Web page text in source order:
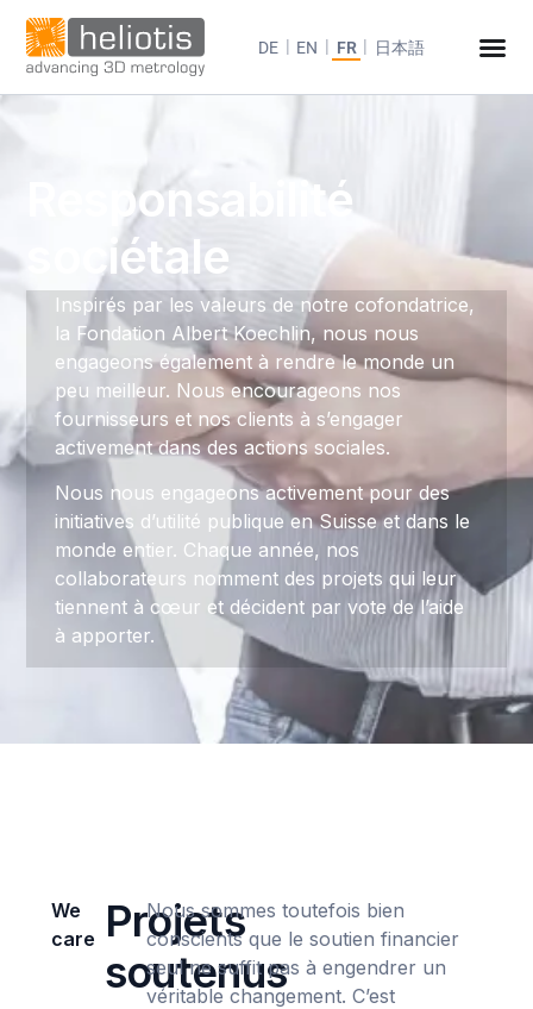
DE EN FR 日本語
Responsabilité
sociétale
Inspirés par les valeurs de notre cofondatrice,
la Fondation Albert Koechlin, nous nous
engageons également à rendre le monde un
peu meilleur. Nous encourageons nos
fournisseurs et nos clients à s’engager
activement dans des actions sociales.
Nous nous engageons activement pour des
initiatives d’utilité publique en Suisse et dans le
monde entier. Chaque année, nos
collaborateurs nomment des projets qui leur
tiennent à cœur et décident par vote de l’aide
à apporter.
We
care Projets
soutenus
Nous sommes toutefois bien
conscients que le soutien financier
seul ne suffit pas à engendrer un
véritable changement. C’est